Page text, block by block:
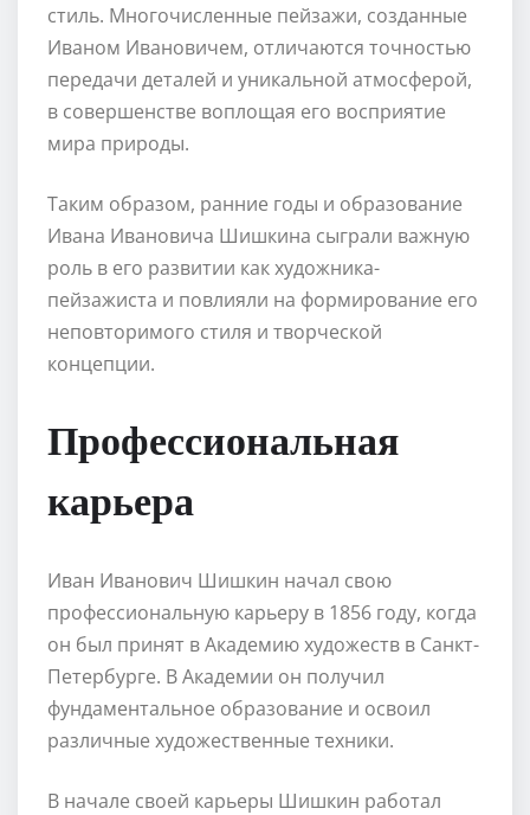
стиль. Многочисленные пейзажи, созданные
Иваном Ивановичем, отличаются точностью
передачи деталей и уникальной атмосферой,
в совершенстве воплощая его восприятие
мира природы.
Таким образом, ранние годы и образование
Ивана Ивановича Шишкина сыграли важную
роль в его развитии как художника-
пейзажиста и повлияли на формирование его
неповторимого стиля и творческой
концепции.
Профессиональная
карьера
Иван Иванович Шишкин начал свою
профессиональную карьеру в 1856 году, когда
он был принят в Академию художеств в Санкт-
Петербурге. В Академии он получил
фундаментальное образование и освоил
различные художественные техники.
В начале своей карьеры Шишкин работал